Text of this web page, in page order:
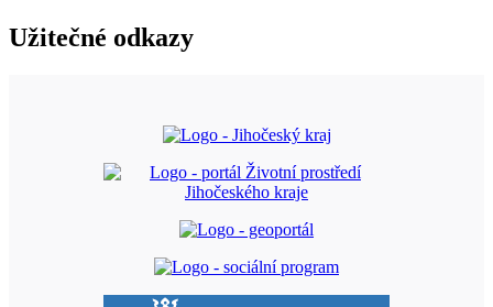
Užitečné odkazy